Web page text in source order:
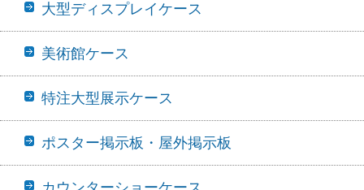
大型ディスプレイケース
美術館ケース
特注大型展示ケース
ポスター掲示板・屋外掲示板